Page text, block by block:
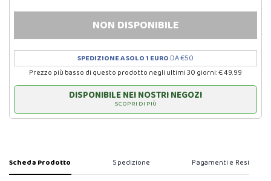
NON DISPONIBILE
SPEDIZIONE A SOLO 1 EURO DA €50
Prezzo più basso di questo prodotto negli ultimi 30 giorni: € 49.99
DISPONIBILE NEI NOSTRI NEGOZI
SCOPRI DI PIÙ
Scheda Prodotto Spedizione Pagamenti e Resi